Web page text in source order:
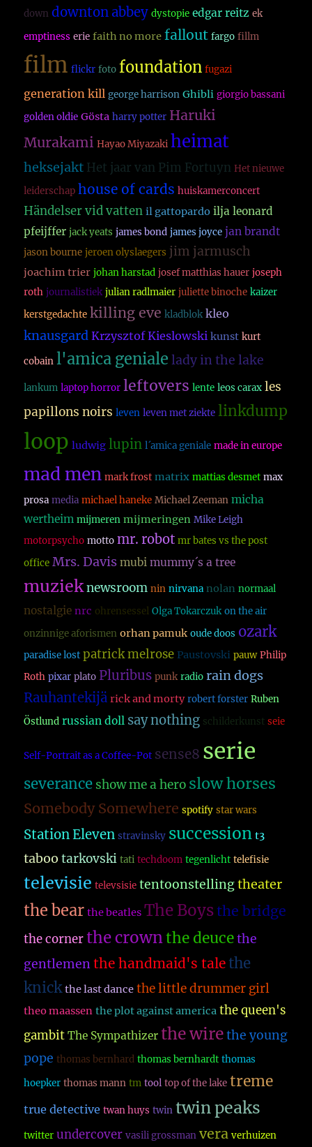
down downton abbey dystopie edgar reitz ek
emptiness erie faith no more fallout fargo fillm
film flickr foto foundation fugazi
generation kill george harrison Ghibli giorgio bassani
golden oldie Gösta harry potter Haruki
Murakami Hayao Miyazaki heimat
heksejakt Het jaar van Pim Fortuyn Het nieuwe
leiderschap house of cards huiskamerconcert
Händelser vid vatten il gattopardo ilja leonard
pfeijffer jack yeats james bond james joyce jan brandt
jason bourne jeroen olyslaegers jim jarmusch
joachim trier johan harstad josef matthias hauer joseph
roth journalistiek julian radlmaier juliette binoche kaizer
kerstgedachte killing eve kladblok kleo
knausgard Krzysztof Kieslowski kunst kurt
cobain l'amica geniale lady in the lake
lankum laptop horror leftovers lente leos carax les
papillons noirs leven leven met ziekte linkdump
loop ludwig lupin l´amica geniale made in europe
mad men mark frost matrix mattias desmet max
prosa media michael haneke Michael Zeeman micha
wertheim mijmeren mijmeringen Mike Leigh
motorpsycho motto mr. robot mr bates vs the post
office Mrs. Davis mubi mummy´s a tree
muzieknewsroom nin nirvana nolan normaal
nostalgie nrc ohrensessel Olga Tokarczuk on the air
onzinnige aforismen orhan pamuk oude doos ozark
paradise lost patrick melrose Paustovski pauw Philip
Roth pixar plato Pluribus punk radio rain dogs
Rauhantekijä rick and morty robert forster Ruben
Östlund russian doll say nothing schilderkunst seie
Self-Portrait as a Coffee-Pot sense8 serie
severance show me a hero slow horses
Somebody Somewhere spotify star wars
Station Eleven stravinsky succession t3
taboo tarkovski tati techdoom tegenlicht telefisie
televisie televsisie tentoonstelling theater
the bear the beatles The Boysthe bridge
the corner the crownthe deuce the
gentlemen the handmaid's tale the
knick the last dance the little drummer girl
theo maassen the plot against america the queen's
gambit The Sympathizer the wire the young
pope thomas bernhard thomas bernhardt thomas
hoepker thomas mann tm tool top of the lake treme
true detective twan huys twin twin peaks
twitter undercover vasili grossman vera verhuizen